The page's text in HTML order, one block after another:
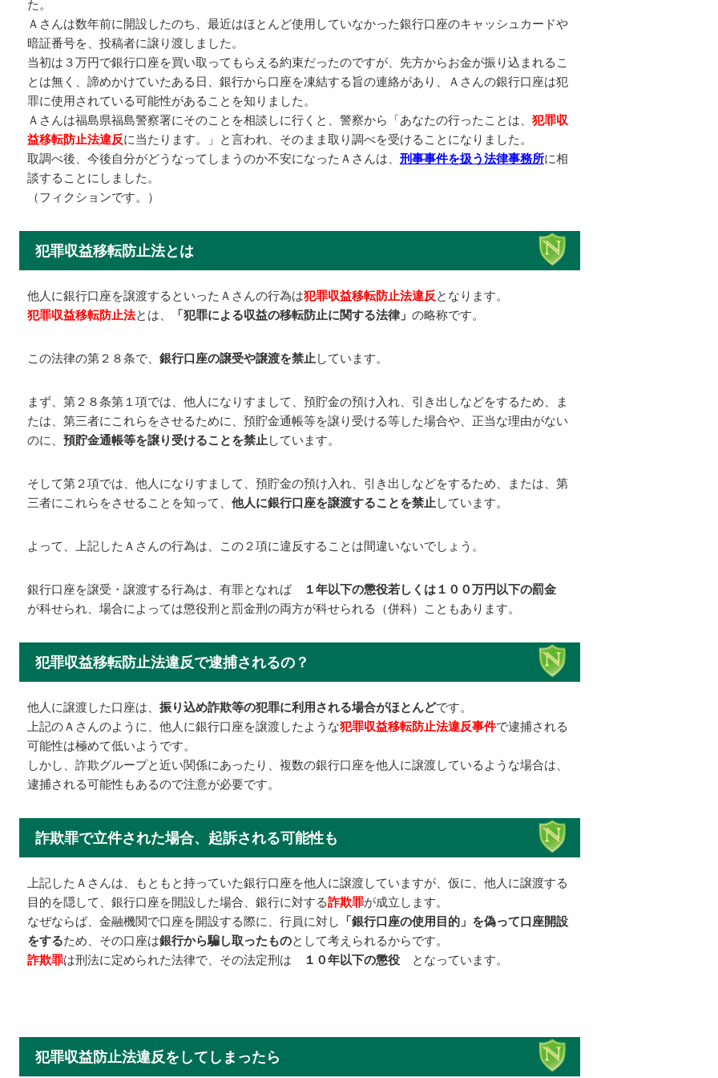
た。
Ａさんは数年前に開設したのち、最近はほとんど使用していなかった銀行口座のキャッシュカードや
暗証番号を、投稿者に譲り渡しました。
当初は３万円で銀行口座を買い取ってもらえる約束だったのですが、先方からお金が振り込まれるこ
とは無く、諦めかけていたある日、銀行から口座を凍結する旨の連絡があり、Ａさんの銀行口座は犯
罪に使用されている可能性があることを知りました。
Ａさんは福島県福島警察署にそのことを相談しに行くと、警察から「あなたの行ったことは、 犯罪収
益移転防止法違反に当たります。」と言われ、そのまま取り調べを受けることになりました。
取調べ後、今後自分がどうなってしまうのか不安になったＡさんは、 刑事事件を扱う法律事務所に相
談することにしました。
（フィクションです。）
犯罪収益移転防止法とは
他人に銀行口座を譲渡するといったＡさんの行為は犯罪収益移転防止法違反となります。
犯罪収益移転防止法とは、 「犯罪による収益の移転防止に関する法律」 の略称です。
この法律の第２８条で、 銀行口座の譲受や譲渡を禁止 しています。
まず、第２８条第１項では、他人になりすまして、預貯金の預け入れ、引き出しなどをするため、ま
たは、第三者にこれらをさせるために、預貯金通帳等を譲り受ける等した場合や、正当な理由がない
のに、 預貯金通帳等を譲り受けることを禁止 しています。
そして第２項では、他人になりすまして、預貯金の預け入れ、引き出しなどをするため、または、第
三者にこれらをさせることを知って、 他人に銀行口座を譲渡することを禁止 しています。
よって、上記したＡさんの行為は、この２項に違反することは間違いないでしょう。
銀行口座を譲受・譲渡する行為は、有罪となれば
１年以下の懲役若しくは１００万円以下の罰金
が科せられ、場合によっては懲役刑と罰金刑の両方が科せられる（併科）こともあります。
犯罪収益移転防止法違反で逮捕されるの？
他人に譲渡した口座は、 振り込め詐欺等の犯罪に利用される場合がほとんどです。
上記のＡさんのように、他人に銀行口座を譲渡したような犯罪収益移転防止法違反事件で逮捕される
可能性は極めて低いようです。
しかし、詐欺グループと近い関係にあったり、複数の銀行口座を他人に譲渡しているような場合は、
逮捕される可能性もあるので注意が必要です。
詐欺罪で立件された場合、起訴される可能性も
上記したＡさんは、もともと持っていた銀行口座を他人に譲渡していますが、仮に、他人に譲渡する
目的を隠して、銀行口座を開設した場合、銀行に対する詐欺罪が成立します。
なぜならば、金融機関で口座を開設する際に、行員に対し
「銀行口座の使用目的」を偽って口座開設
をするため、その口座は銀行から騙し取ったものとして考えられるからです。
詐欺罪は刑法に定められた法律で、その法定刑は １０年以下の懲役 となっています。
犯罪収益防止法違反をしてしまったら